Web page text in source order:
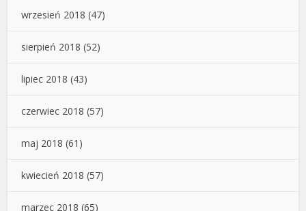
wrzesień 2018 (47)
sierpień 2018 (52)
lipiec 2018 (43)
czerwiec 2018 (57)
maj 2018 (61)
kwiecień 2018 (57)
marzec 2018 (65)